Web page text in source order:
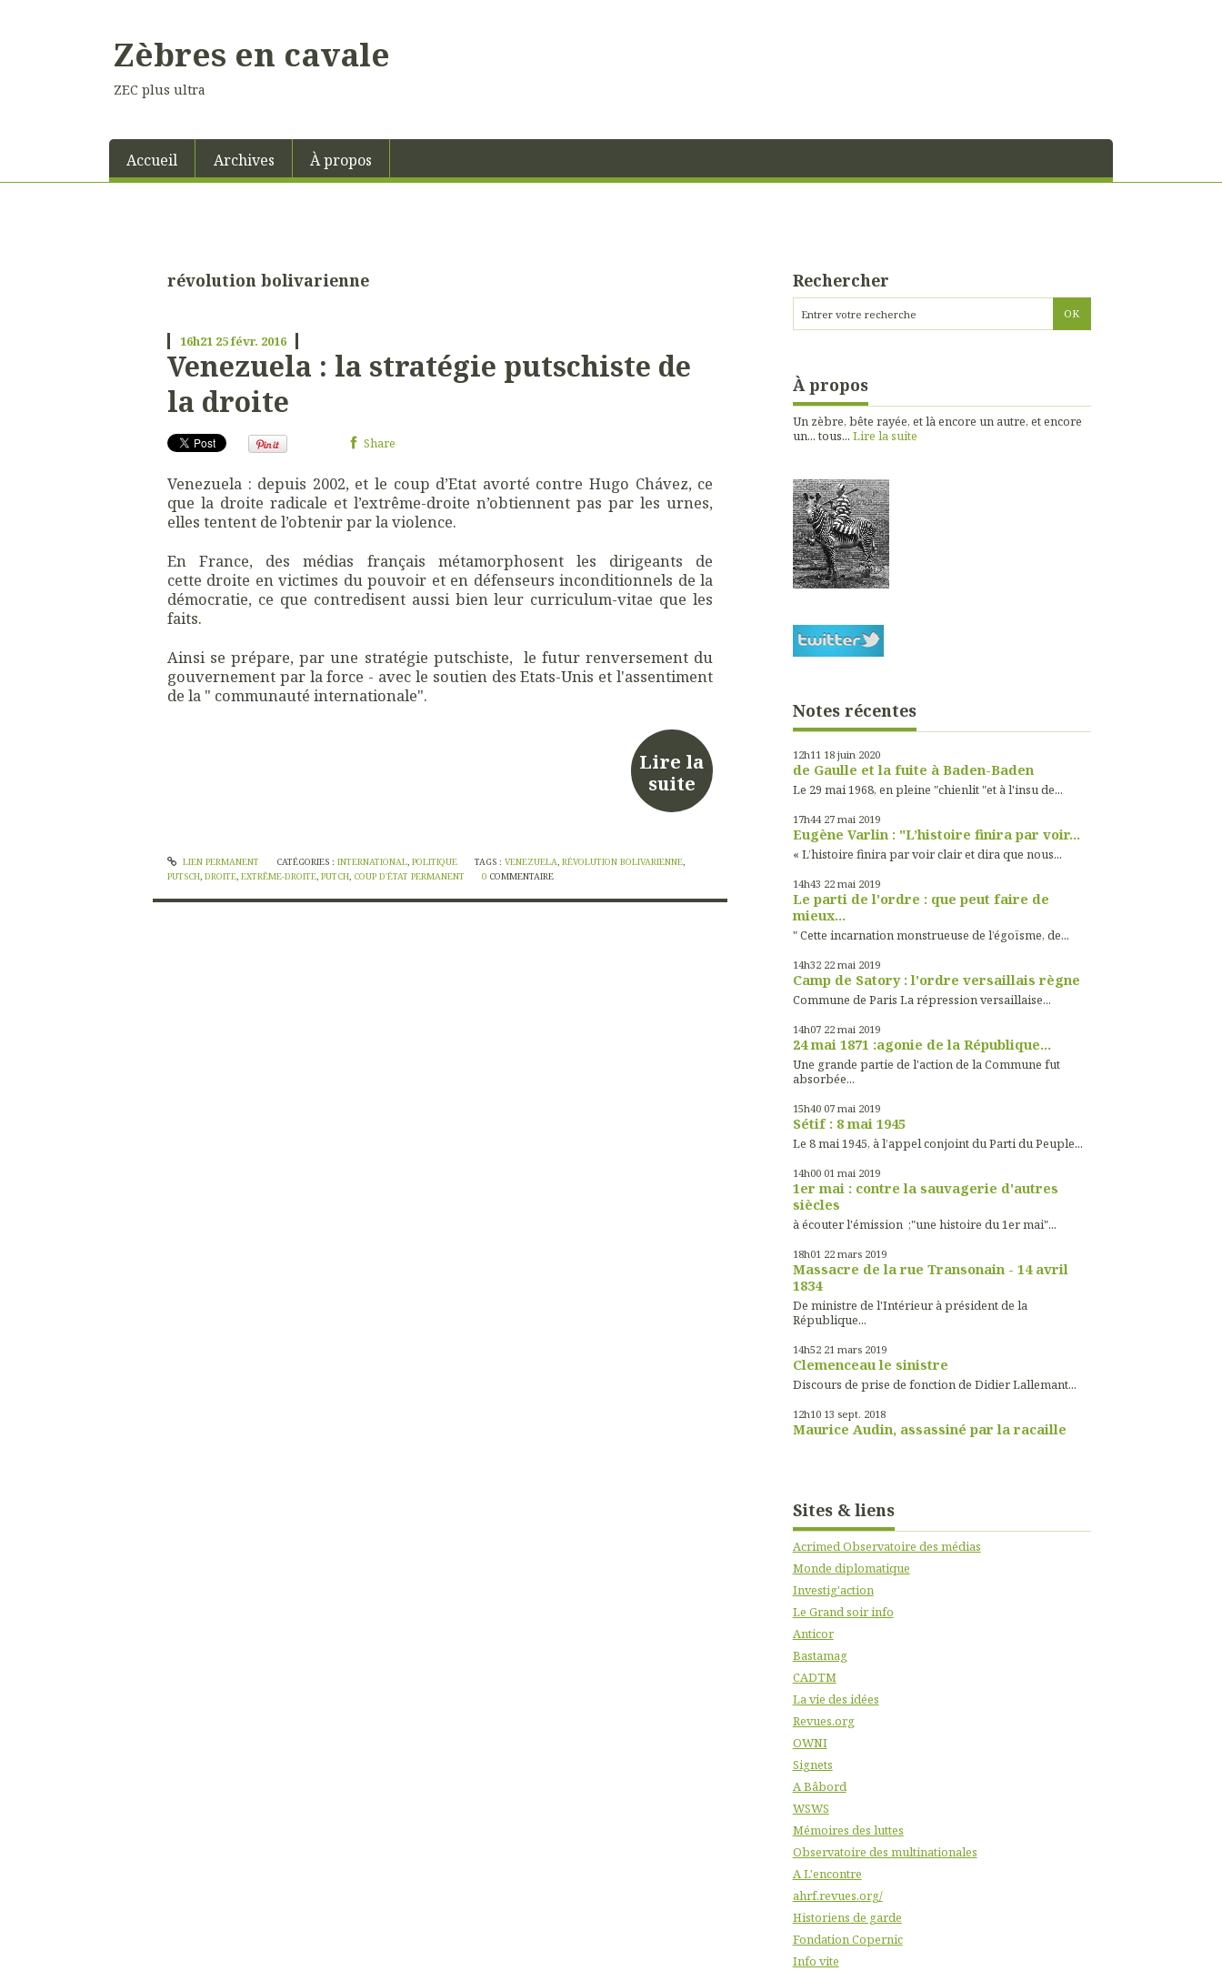
Zèbres en cavale
ZEC plus ultra
Accueil Archives À propos
révolution bolivarienne
16h21 25févr. 2016
Venezuela : la stratégie putschiste de
la droite
Share
Venezuela : depuis 2002, et le coup d’Etat avorté contre Hugo Chávez, ce
que la droite radicale et l’extrême-droite n’obtiennent pas par les urnes,
elles tentent de l’obtenir par la violence.
En France, des médias français métamorphosent les dirigeants de
cette droite en victimes du pouvoir et en défenseurs inconditionnels de la
démocratie, ce que contredisent aussi bien leur curriculum-vitae que les
faits.
Ainsi se prépare, par une stratégie putschiste, le futur renversement du
gouvernement par la force - avec le soutien des Etats-Unis et l'assentiment
de la " communauté internationale".
Lire la
suite
LIEN PERMANENT CATÉGORIES : INTERNATIONAL, POLITIQUE TAGS : VENEZUELA, RÉVOLUTION BOLIVARIENNE,
PUTSCH, DROITE, EXTRÊME-DROITE, PUTCH, COUP D'ÉTAT PERMANENT 0 COMMENTAIRE
Rechercher
À propos
Un zèbre, bête rayée, et là encore un autre, et encore
un... tous... Lire la suite
Notes récentes
12h11 18 juin 2020
de Gaulle et la fuite à Baden-Baden
Le 29 mai 1968, en pleine "chienlit "et à l'insu de...
17h44 27 mai 2019
Eugène Varlin : "L’histoire finira par voir...
« L’histoire finira par voir clair et dira que nous...
14h43 22 mai 2019
Le parti de l'ordre : que peut faire de
mieux...
" Cette incarnation monstrueuse de l’égoïsme, de...
14h32 22 mai 2019
Camp de Satory : l'ordre versaillais règne
Commune de Paris La répression versaillaise...
14h07 22 mai 2019
24 mai 1871 :agonie de la République...
Une grande partie de l'action de la Commune fut
absorbée...
15h40 07 mai 2019
Sétif : 8 mai 1945
Le 8 mai 1945, à l’appel conjoint du Parti du Peuple...
14h00 01 mai 2019
1er mai : contre la sauvagerie d'autres
siècles
à écouter l'émission ;"une histoire du 1er mai"...
18h01 22 mars 2019
Massacre de la rue Transonain - 14 avril
1834
De ministre de l'Intérieur à président de la
République...
14h52 21 mars 2019
Clemenceau le sinistre
Discours de prise de fonction de Didier Lallemant...
12h10 13 sept. 2018
Maurice Audin, assassiné par la racaille
Sites & liens
Acrimed Observatoire des médias
Monde diplomatique
Investig'action
Le Grand soir info
Anticor
Bastamag
CADTM
La vie des idées
Revues.org
OWNI
Signets
A Bâbord
WSWS
Mémoires des luttes
Observatoire des multinationales
A L'encontre
ahrf.revues.org/
Historiens de garde
Fondation Copernic
Info vite